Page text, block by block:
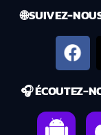
🌐 SUIVEZ-
🎧 ÉCOUTEZ-